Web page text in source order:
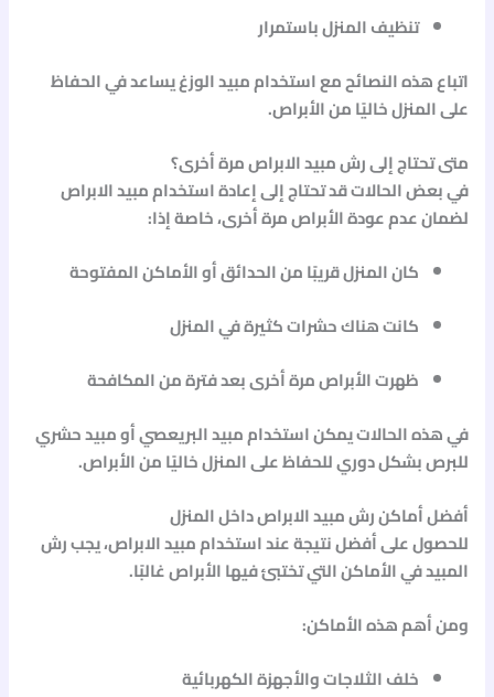
تنظيف المنزل باستمرار
اتباع هذه النصائح مع استخداممبيد الوزغيساعد في الحفاظ
على المنزل خاليًا من الأبراص.
متى تحتاج إلى رش مبيد الابراص مرة أخرى؟
في بعض الحالات قد تحتاج إلى إعادة استخداممبيد الابراص
لضمان عدم عودة الأبراص مرة أخرى، خاصة إذا:
كان المنزل قريبًا من الحدائق أو الأماكن المفتوحة
كانت هناك حشرات كثيرة في المنزل
ظهرت الأبراص مرة أخرى بعد فترة من المكافحة
في هذه الحالات يمكن استخداممبيد البريعصيأومبيد حشري
للبرصبشكل دوري للحفاظ على المنزل خاليًا من الأبراص.
أفضل أماكن رش مبيد الابراص داخل المنزل
للحصول على أفضل نتيجة عند استخداممبيد الابراص، يجب رش
المبيد في الأماكن التي تختبئ فيها الأبراص غالبًا.
ومن أهم هذه الأماكن:
خلف الثلاجات والأجهزة الكهربائية